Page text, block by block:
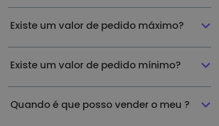
Existe um valor de pedido máximo?
Existe um valor de pedido mínimo?
Quando é que posso vender o meu ?